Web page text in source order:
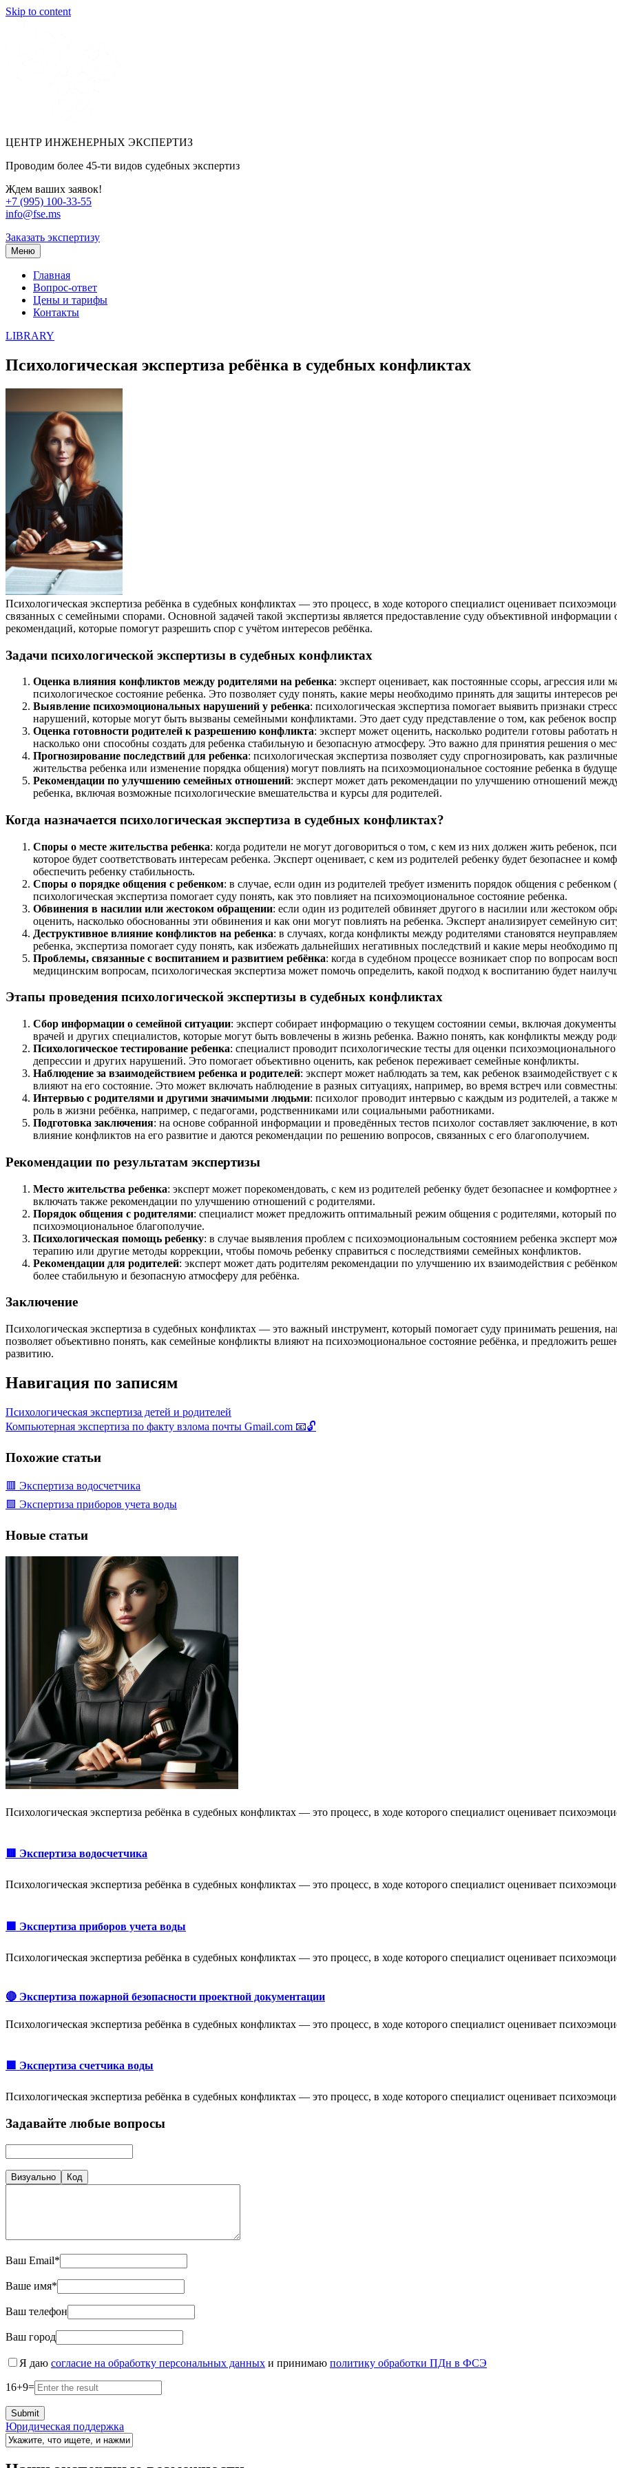
Skip to content
ЦЕНТР ИНЖЕНЕРНЫХ ЭКСПЕРТИЗ
Проводим более 45-ти видов судебных экспертиз
Ждем ваших заявок!
+7 (995) 100-33-55
info@fse.ms
Заказать экспертизу
Меню
Главная
Вопрос-ответ
Цены и тарифы
Контакты
LIBRARY
Психологическая экспертиза ребёнка в судебных конфликтах
Психологическая экспертиза ребёнка в судебных конфликтах — это процесс, в ходе которого специалист оценивает
связанных с семейными спорами. Основной задачей такой экспертизы является предоставление суду объективной
рекомендаций, которые помогут разрешить спор с учётом интересов ребёнка.
Задачи психологической экспертизы в судебных конфликтах
Оценка влияния конфликтов между родителями на ребенка: эксперт оценивает, как постоянные ссоры, агрессия
психологическое состояние ребенка. Это позволяет суду понять, какие меры необходимо принять для защиты интересов
Выявление психоэмоциональных нарушений у ребенка: психологическая экспертиза помогает выявить признаки
нарушений, которые могут быть вызваны семейными конфликтами. Это дает суду представление о том, как ребенок
Оценка готовности родителей к разрешению конфликта: эксперт может оценить, насколько родители готовы
насколько они способны создать для ребенка стабильную и безопасную атмосферу. Это важно для принятия решения о
Прогнозирование последствий для ребенка: психологическая экспертиза позволяет суду спрогнозировать, как
жительства ребенка или изменение порядка общения) могут повлиять на психоэмоциональное состояние ребенка в
Рекомендации по улучшению семейных отношений: эксперт может дать рекомендации по улучшению отношений
ребенка, включая возможные психологические вмешательства и курсы для родителей.
Когда назначается психологическая экспертиза в судебных конфликтах?
Споры о месте жительства ребенка: когда родители не могут договориться о том, с кем из них должен жить ребенок,
которое будет соответствовать интересам ребенка. Эксперт оценивает, с кем из родителей ребенку будет безопаснее и
обеспечить ребенку стабильность.
Споры о порядке общения с ребенком: в случае, если один из родителей требует изменить порядок общения с
психологическая экспертиза помогает суду понять, как это повлияет на психоэмоциональное состояние ребенка.
Обвинения в насилии или жестоком обращении: если один из родителей обвиняет другого в насилии или жестоком
оценить, насколько обоснованны эти обвинения и как они могут повлиять на ребенка. Эксперт анализирует семейную
Деструктивное влияние конфликтов на ребенка: в случаях, когда конфликты между родителями становятся
ребенка, экспертиза помогает суду понять, как избежать дальнейших негативных последствий и какие меры необходимо
Проблемы, связанные с воспитанием и развитием ребёнка: когда в судебном процессе возникает спор по вопросам
медицинским вопросам, психологическая экспертиза может помочь определить, какой подход к воспитанию будет
Этапы проведения психологической экспертизы в судебных конфликтах
Сбор информации о семейной ситуации: эксперт собирает информацию о текущем состоянии семьи, включая
врачей и других специалистов, которые могут быть вовлечены в жизнь ребенка. Важно понять, как конфликты между
Психологическое тестирование ребенка: специалист проводит психологические тесты для оценки
депрессии и других нарушений. Это помогает объективно оценить, как ребенок переживает семейные конфликты.
Наблюдение за взаимодействием ребенка и родителей: эксперт может наблюдать за тем, как ребенок
влияют на его состояние. Это может включать наблюдение в разных ситуациях, например, во время встреч или
Интервью с родителями и другими значимыми людьми: психолог проводит интервью с каждым из родителей, а
роль в жизни ребёнка, например, с педагогами, родственниками или социальными работниками.
Подготовка заключения: на основе собранной информации и проведённых тестов психолог составляет заключение, в
влияние конфликтов на его развитие и даются рекомендации по решению вопросов, связанных с его благополучием.
Рекомендации по результатам экспертизы
Место жительства ребенка: эксперт может порекомендовать, с кем из родителей ребенку будет безопаснее и
включать также рекомендации по улучшению отношений с родителями.
Порядок общения с родителями: специалист может предложить оптимальный режим общения с родителями, который
психоэмоциональное благополучие.
Психологическая помощь ребенку: в случае выявления проблем с психоэмоциональным состоянием ребенка эксперт
терапию или другие методы коррекции, чтобы помочь ребенку справиться с последствиями семейных конфликтов.
Рекомендации для родителей: эксперт может дать родителям рекомендации по улучшению их взаимодействия с
более стабильную и безопасную атмосферу для ребёнка.
Заключение
Психологическая экспертиза в судебных конфликтах — это важный инструмент, который помогает суду принимать решения,
позволяет объективно понять, как семейные конфликты влияют на психоэмоциональное состояние ребёнка, и предложить
развитию.
Навигация по записям
Психологическая экспертиза детей и родителей
Компьютерная экспертиза по факту взлома почты Gmail.com 📧🔓
Похожие статьи
🟥 Экспертиза водосчетчика
🟩 Экспертиза приборов учета воды
Новые статьи
Психологическая экспертиза ребёнка в судебных конфликтах — это процесс, в ходе которого специалист оценивает
🟥 Экспертиза водосчетчика
Психологическая экспертиза ребёнка в судебных конфликтах — это процесс, в ходе которого специалист оценивает
🟩 Экспертиза приборов учета воды
Психологическая экспертиза ребёнка в судебных конфликтах — это процесс, в ходе которого специалист оценивает
🔴 Экспертиза пожарной безопасности проектной документации
Психологическая экспертиза ребёнка в судебных конфликтах — это процесс, в ходе которого специалист оценивает
🟩 Экспертиза счетчика воды
Психологическая экспертиза ребёнка в судебных конфликтах — это процесс, в ходе которого специалист оценивает
Задавайте любые вопросы
Визуально Код
Ваш Email*
Ваше имя*
Ваш телефон
Ваш город
Я даю согласие на обработку персональных данных и принимаю политику обработки ПДн в ФСЭ
16+9=
Юридическая поддержка